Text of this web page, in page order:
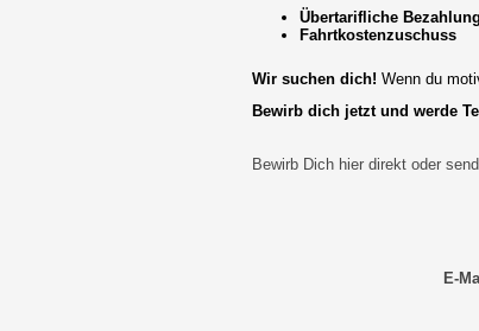
Übertarifliche Bezahlung
Fahrtkostenzuschuss
Wir suchen dich! Wenn du
Bewirb dich jetzt und werde
Bewirb Dich hier direkt oder
E-